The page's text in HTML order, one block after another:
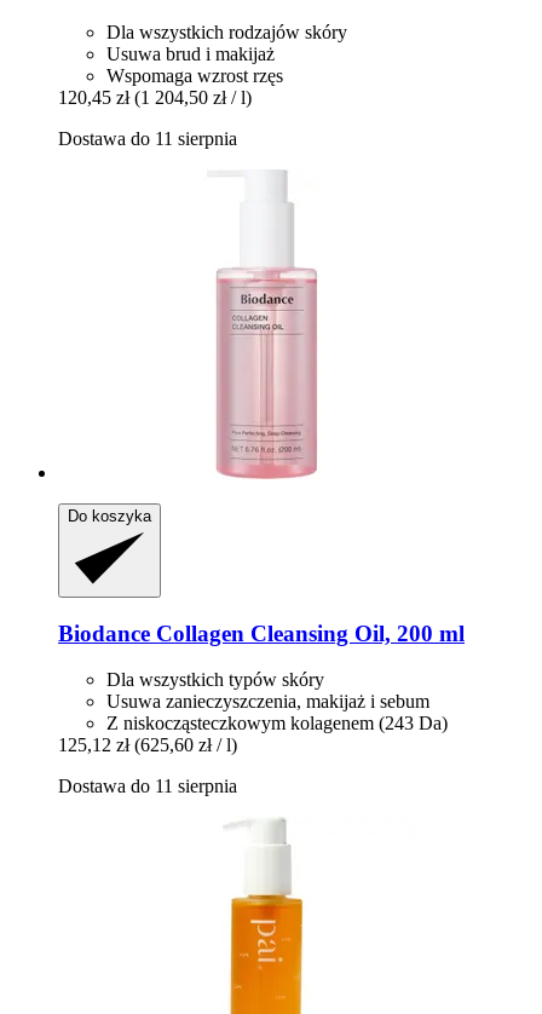
Dla wszystkich rodzajów skóry
Usuwa brud i makijaż
Wspomaga wzrost rzęs
120,45 zł (1 204,50 zł / l)
Dostawa do 11 sierpnia
Do koszyka
Biodance Collagen Cleansing Oil, 200 ml
Dla wszystkich typów skóry
Usuwa zanieczyszczenia, makijaż i sebum
Z niskocząsteczkowym kolagenem (243 Da)
125,12 zł (625,60 zł / l)
Dostawa do 11 sierpnia